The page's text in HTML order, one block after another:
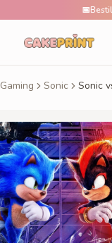
Bestil
Gaming Sonic Sonic